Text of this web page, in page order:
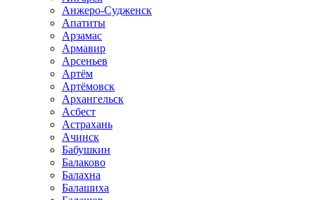
Анжеро-Судженск
Апатиты
Арзамас
Армавир
Арсеньев
Артём
Артёмовск
Архангельск
Асбест
Астрахань
Ачинск
Бабушкин
Балаково
Балахна
Балашиха